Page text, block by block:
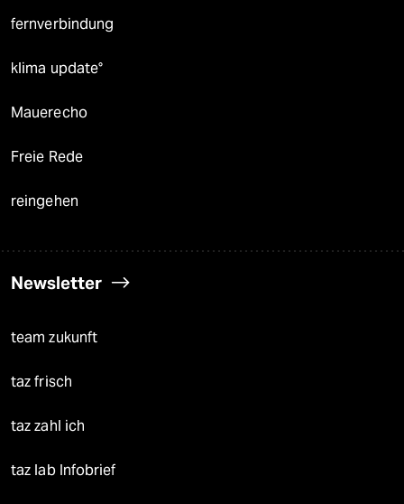
fernverbindung
klima update°
Mauerecho
Freie Rede
reingehen
Newsletter
team zukunft
taz frisch
taz zahl ich
taz lab Infobrief